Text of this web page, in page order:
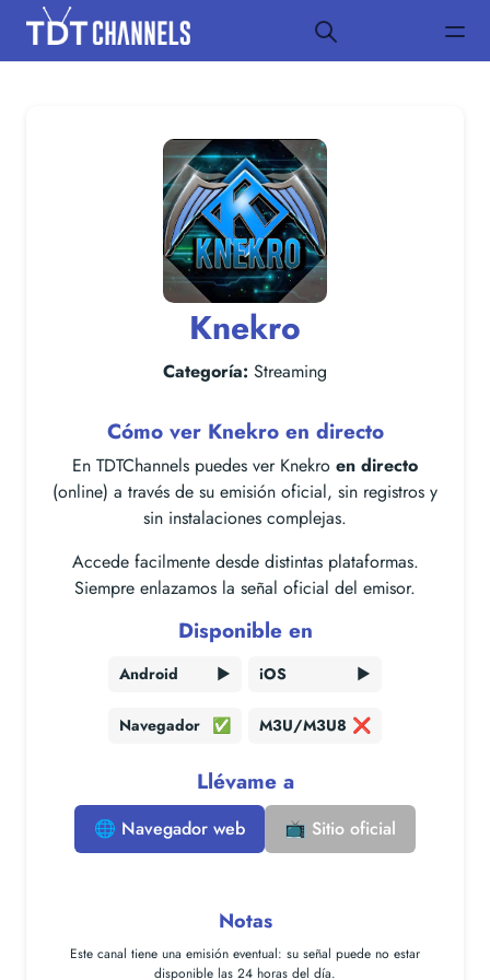
Knekro
Categoría: Streaming
Cómo ver Knekro en directo
En TDTChannels puedes ver Knekro en directo
(online) a través de su emisión oficial, sin registros y
sin instalaciones complejas.
Accede facilmente desde distintas plataformas.
Siempre enlazamos la señal oficial del emisor.
Disponible en
Android ▶️ iOS ▶️
Navegador ✅ M3U/M3U8 ❌
Llévame a
🌐 Navegador web 📺 Sitio oficial
Notas
Este canal tiene una emisión eventual: su señal puede no estar
disponible las 24 horas del día.